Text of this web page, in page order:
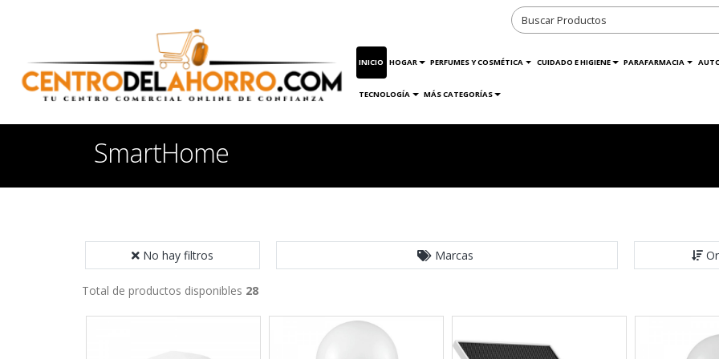
INICIO HOGAR PERFUMES Y COSMÉTICA CUIDADO E HIGIENE PARAFARMACIA
TECNOLOGÍA MÁS CATEGORÍAS
SmartHome
No hay filtros Marcas
Total de productos disponibles 28